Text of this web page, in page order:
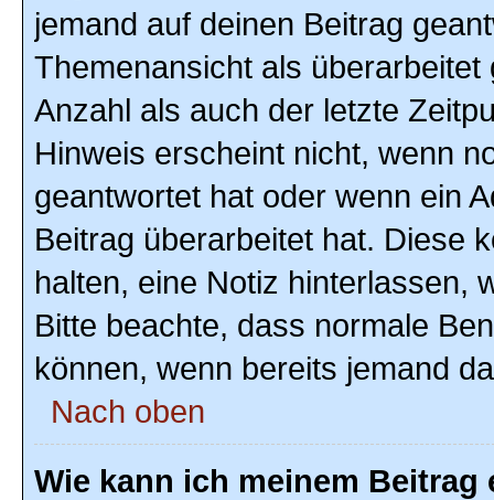
jemand auf deinen Beitrag
Themenansicht als
Anzahl als auch der letzte
Hinweis erscheint nicht, wenn
geantwortet hat oder wenn ein
Beitrag überarbeitet hat. Diese
halten, eine Notiz hinterlassen,
Bitte beachte, dass normale
können, wenn bereits jemand
Nach oben
Wie kann ich meinem